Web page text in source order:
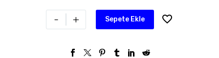
- + Sepete Ekle